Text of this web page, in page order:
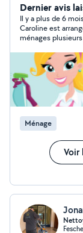
entière
Dernier avis
Il y a plus de 6
Caroline est
ménages
Ménage
Voir